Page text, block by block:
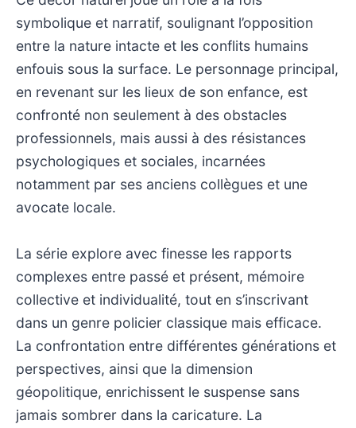
symbolique et narratif, soulignant l’opposition
entre la nature intacte et les conflits humains
enfouis sous la surface. Le personnage principal,
en revenant sur les lieux de son enfance, est
confronté non seulement à des obstacles
professionnels, mais aussi à des résistances
psychologiques et sociales, incarnées
notamment par ses anciens collègues et une
avocate locale.
La série explore avec finesse les rapports
complexes entre passé et présent, mémoire
collective et individualité, tout en s’inscrivant
dans un genre policier classique mais efficace.
La confrontation entre différentes générations et
perspectives, ainsi que la dimension
géopolitique, enrichissent le suspense sans
jamais sombrer dans la caricature. La